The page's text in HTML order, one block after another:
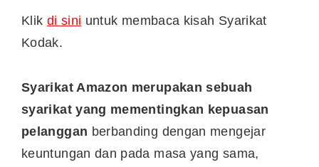
Klik di sini untuk membaca kisah Syarikat
Kodak.
Syarikat Amazon merupakan sebuah
syarikat yang mementingkan kepuasan
pelanggan berbanding dengan mengejar
keuntungan dan pada masa yang sama,